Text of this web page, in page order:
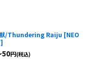
/Thundering Raiju [NEO
]
50円(税込)